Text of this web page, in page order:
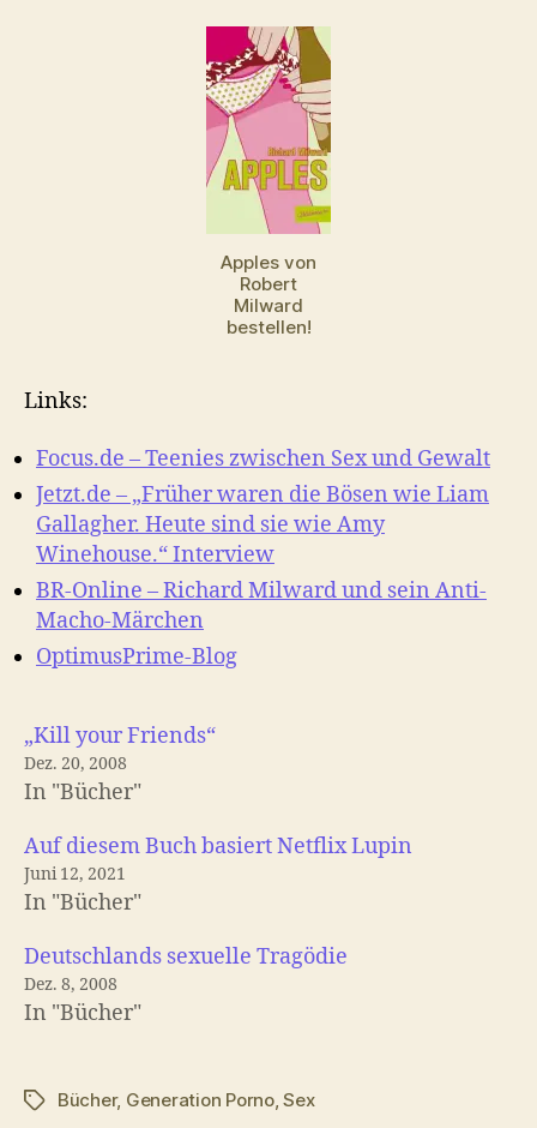
Apples von
Robert
Milward
bestellen!
Links:
Focus.de – Teenies zwischen Sex und Gewalt
Jetzt.de – „Früher waren die Bösen wie Liam
Gallagher. Heute sind sie wie Amy
Winehouse.“ Interview
BR-Online – Richard Milward und sein Anti-
Macho-Märchen
OptimusPrime-Blog
„Kill your Friends“
Dez. 20, 2008
In "Bücher"
Auf diesem Buch basiert Netflix Lupin
Juni 12, 2021
In "Bücher"
Deutschlands sexuelle Tragödie
Dez. 8, 2008
In "Bücher"
Schlagwörter
Bücher, Generation Porno,Sex